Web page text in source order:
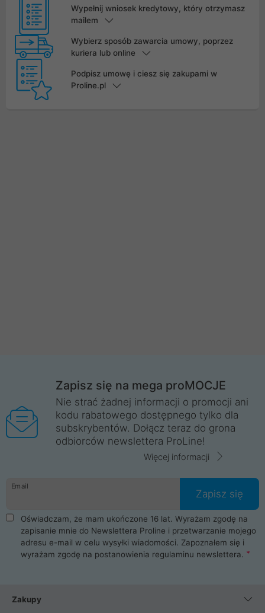
Wypełnij wniosek kredytowy, który otrzymasz
mailem
Wybierz sposób zawarcia umowy, poprzez
kuriera lub online
Podpisz umowę i ciesz się zakupami w
Proline.pl
Zapisz się na mega proMOCJE
Nie strać żadnej informacji o promocji ani
kodu rabatowego dostępnego tylko dla
subskrybentów. Dołącz teraz do grona
odbiorców newslettera ProLine!
Więcej informacji
Email
Zapisz się
Oświadczam, że mam ukończone 16 lat. Wyrażam zgodę na
zapisanie mnie do Newslettera Proline i przetwarzanie mojego
adresu e-mail w celu wysyłki wiadomości. Zapoznałem się i
wyrażam zgodę na postanowienia regulaminu newslettera.
Zakupy